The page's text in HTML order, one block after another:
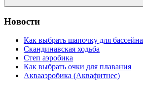
Поиск
Новости
Как выбрать шапочку для бассейна
Скандинавская ходьба
Степ аэробика
Как выбрать очки для плавания
Аквааэробика (Аквафитнес)